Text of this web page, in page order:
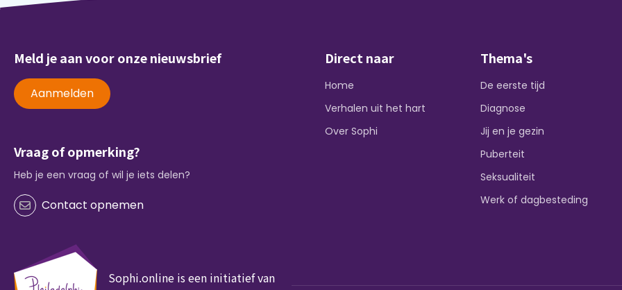
Meld je aan voor onze nieuwsbrief
Aanmelden
Vraag of opmerking?
Heb je een vraag of wil je iets delen?
Contact opnemen
Direct naar
Home
Verhalen uit het hart
Over Sophi
Thema's
De eerste tijd
Diagnose
Jij en je gezin
Puberteit
Seksualiteit
Werk of dagbesteding
Sophi.online is een initiatief van